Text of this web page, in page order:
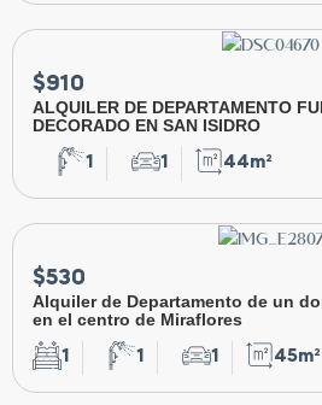
$910
ALQUILER DE DEPARTAMENTO
DECORADO EN SAN ISIDRO
1 1 44m²
$530
Alquiler de Departamento de un
en el centro de Miraflores
1 1 1 45m²